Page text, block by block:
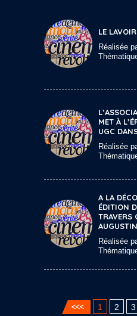
LE
Réalisée
MET À
UGC
Réalisée
A LA
ÉDITION
TRAVERS
AUGUSTIN
Réalisée
1 2 3